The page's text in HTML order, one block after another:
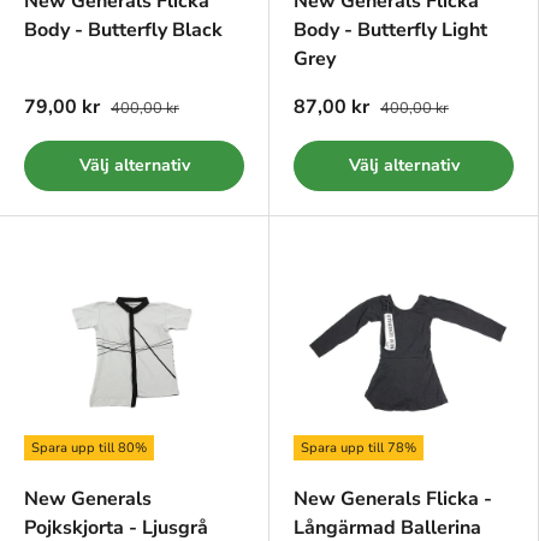
Body - Butterfly Black
79,00 kr 400,00 kr
Välj alternativ
Body - Butterfly Light
Grey
87,00 kr 400,00 kr
Välj alternativ
Spara upp till 80%
New Generals
Pojkskjorta - Ljusgrå
Spara upp till 78%
New Generals Flicka -
Långärmad Ballerina